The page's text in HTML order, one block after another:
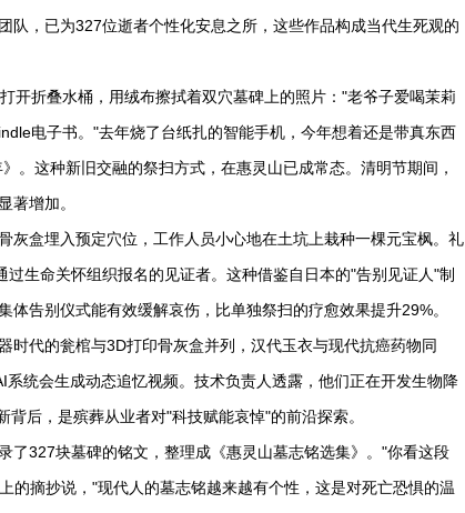
，已为327位逝者个性化安息之所，这些作品构成当代生死观的
开折叠水桶，用绒布擦拭着双穴墓碑上的照片："老爷子爱喝茉莉
电子书。"去年烧了台纸扎的智能手机，今年想着还是带真东西
。这种新旧交融的祭扫方式，在惠灵山已成常态。清明节期间，
著增加。
灰盒埋入预定穴位，工作人员小心地在土坑上栽种一棵元宝枫。礼
生命关怀组织报名的见证者。这种借鉴自日本的"告别见证人"制
告别仪式能有效缓解哀伤，比单独祭扫的疗愈效果提升29%。
代的瓮棺与3D打印骨灰盒并列，汉代玉衣与现代抗癌药物同
统会生成动态追忆视频。技术负责人透露，他们正在开发生物降
后，是殡葬从业者对"科技赋能哀悼"的前沿探索。
了327块墓碑的铭文，整理成《惠灵山墓志铭选集》。"你看这段
摘抄说，"现代人的墓志铭越来越有个性，这是对死亡恐惧的温